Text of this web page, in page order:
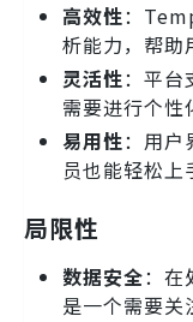
高效性：
析能力，帮助
灵活性：平台
需要进行个性
易用性：用户
员也能轻松上
局限性
数据安全：在
是一个需要关